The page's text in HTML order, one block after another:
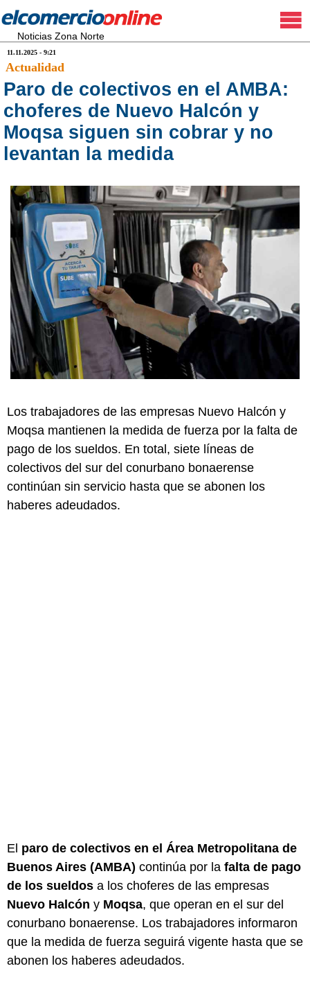
Noticias Zona Norte
11.11.2025 - 9:21
Actualidad
Paro de colectivos en el AMBA:
choferes de Nuevo Halcón y
Moqsa siguen sin cobrar y no
levantan la medida
Los trabajadores de las empresas Nuevo Halcón y
Moqsa mantienen la medida de fuerza por la falta de
pago de los sueldos. En total, siete líneas de
colectivos del sur del conurbano bonaerense
continúan sin servicio hasta que se abonen los
haberes adeudados.
El paro de colectivos en el Área Metropolitana de
Buenos Aires (AMBA) continúa por la falta de pago
de los sueldos a los choferes de las empresas
Nuevo Halcón y Moqsa, que operan en el sur del
conurbano bonaerense. Los trabajadores informaron
que la medida de fuerza seguirá vigente hasta que se
abonen los haberes adeudados.